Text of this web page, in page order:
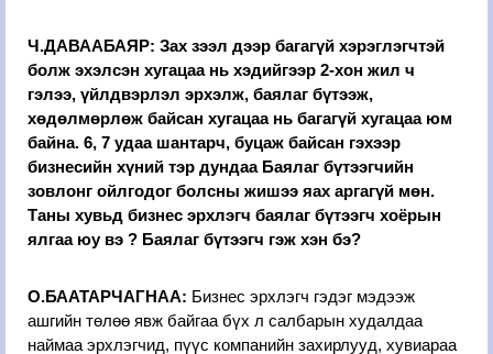
Ч.ДАВААБАЯР: Зах зээл дээр багагүй хэрэглэгчтэй
болж эхэлсэн хугацаа нь хэдийгээр 2-хон жил ч
гэлээ, үйлдвэрлэл эрхэлж, баялаг бүтээж,
хөдөлмөрлөж байсан хугацаа нь багагүй хугацаа юм
байна. 6, 7 удаа шантарч, буцаж байсан гэхээр
бизнесийн хүний тэр дундаа Баялаг бүтээгчийн
зовлонг ойлгодог болсны жишээ яах аргагүй мөн.
Таны хувьд бизнес эрхлэгч баялаг бүтээгч хоёрын
ялгаа юу вэ ? Баялаг бүтээгч гэж хэн бэ?
О.БААТАРЧАГНАА: Бизнес эрхлэгч гэдэг мэдээж
ашгийн төлөө явж байгаа бүх л салбарын худалдаа
наймаа эрхлэгчид, пүүс компанийн захирлууд, хувиараа